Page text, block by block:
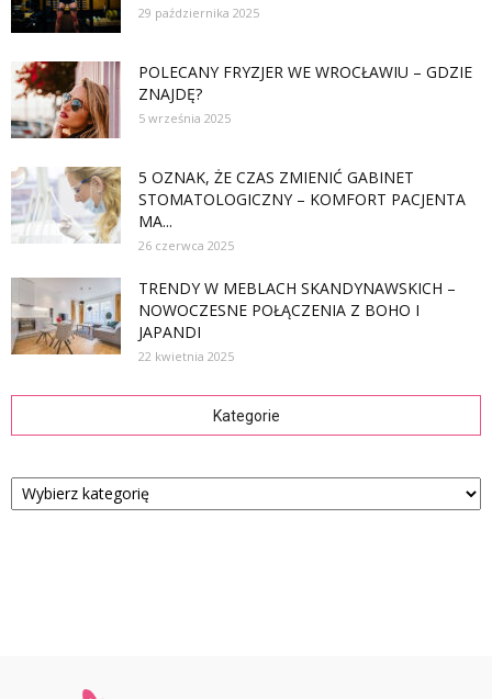
29 października 2025
POLECANY FRYZJER WE WROCŁAWIU – GDZIE
ZNAJDĘ?
5 września 2025
5 OZNAK, ŻE CZAS ZMIENIĆ GABINET
STOMATOLOGICZNY – KOMFORT PACJENTA
MA...
26 czerwca 2025
TRENDY W MEBLACH SKANDYNAWSKICH –
NOWOCZESNE POŁĄCZENIA Z BOHO I
JAPANDI
22 kwietnia 2025
Kategorie
Kategorie